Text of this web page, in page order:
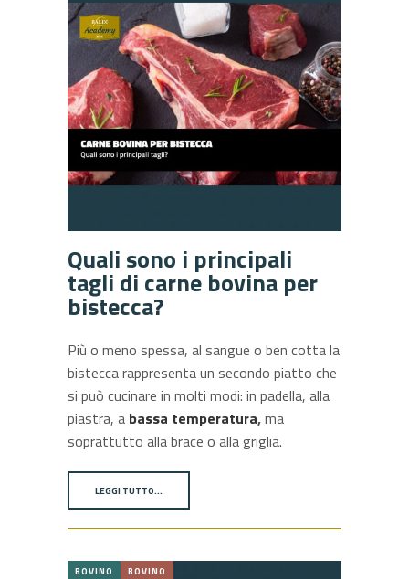
Quali sono i principali
tagli di carne bovina per
bistecca?
Più o meno spessa, al sangue o ben cotta la
bistecca rappresenta un secondo piatto che
si può cucinare in molti modi: in padella, alla
piastra, a bassa temperatura,ma
soprattutto alla brace o alla griglia.
LEGGI TUTTO…
BOVINO BOVINO